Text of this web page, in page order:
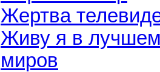
Жертва
Живу я в
миров